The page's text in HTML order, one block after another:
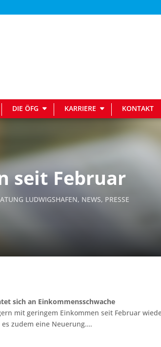
DIE ÖFG KARRIERE KONTAKT
seit Februar
LUDWIGSHAFEN, NEWS, PRESSE
sich an Einkommensschwache
mit geringem Einkommen seit Februar
zudem eine Neuerung….